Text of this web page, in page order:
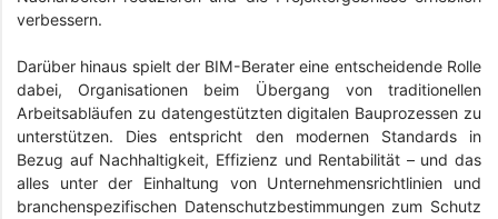
verbessern.
Darüber hinaus spielt der BIM-Berater eine entscheidende Rolle
dabei, Organisationen beim Übergang von traditionellen
Arbeitsabläufen zu datengestützten digitalen Bauprozessen zu
unterstützen. Dies entspricht den modernen Standards in
Bezug auf Nachhaltigkeit, Effizienz und Rentabilität – und das
alles unter der Einhaltung von Unternehmensrichtlinien und
branchenspezifischen Datenschutzbestimmungen zum Schutz